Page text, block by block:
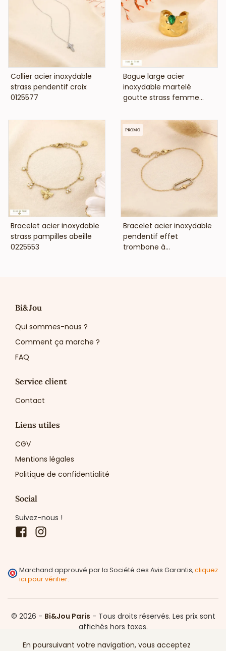
VOIR LE PRIX
Collier acier inoxydable
strass pendentif croix
0125577
VOIR LE PRIX
Bague large acier
inoxydable martelé
goutte strass femme...
VOIR LE PRIX
Bracelet acier inoxydable
strass pampilles abeille
0225553
VOIR LE PRIX
Bracelet acier inoxydable
pendentif effet
trombone à...
PROMO
Bi&Jou
Qui sommes-nous ?
Comment ça marche ?
FAQ
Service client
Contact
Liens utiles
CGV
Mentions légales
Politique de confidentialité
Social
Suivez-nous !
Facebook
Marchand approuvé par la Société des Avis Garantis,cliquez
ici pour vérifier.
© 2026 - Bi&Jou Paris - Tous droits réservés. Les prix sont
affichés hors taxes.
En poursuivant votre navigation, vous acceptez